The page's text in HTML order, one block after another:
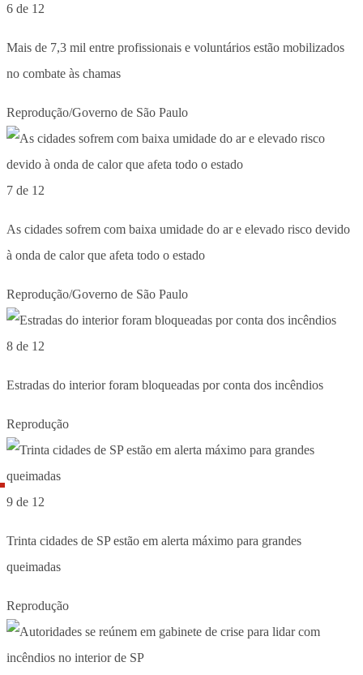
6 de 12
Mais de 7,3 mil entre profissionais e voluntários estão mobilizados
no combate às chamas
Reprodução/Governo de São Paulo
7 de 12
As cidades sofrem com baixa umidade do ar e elevado risco devido
à onda de calor que afeta todo o estado
Reprodução/Governo de São Paulo
8 de 12
Estradas do interior foram bloqueadas por conta dos incêndios
Reprodução
9 de 12
Trinta cidades de SP estão em alerta máximo para grandes
queimadas
Reprodução